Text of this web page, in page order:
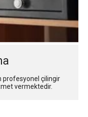
profesyonel çilingir
vermektedir.